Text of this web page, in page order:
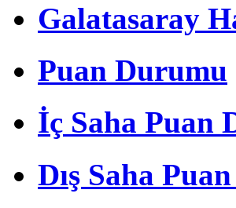
Galatasaray
Puan Durumu
İç Saha Puan
Dış Saha